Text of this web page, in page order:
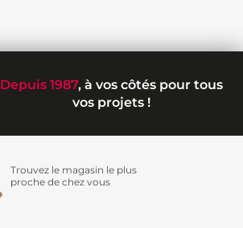
Depuis 1987, à vos côtés pour tous
vos projets !
Trouvez le magasin le plus
proche de chez vous